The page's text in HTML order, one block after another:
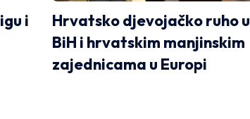
i
Hrvatsko djevojačko ruho u
BiH i hrvatskim manjinskim
zajednicama u Europi